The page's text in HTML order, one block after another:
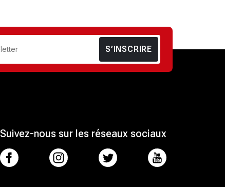
S’INSCRIRE
Suivez-nous sur les réseaux sociaux